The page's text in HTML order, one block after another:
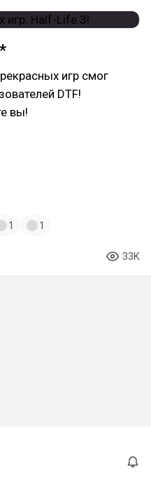
игр смог
DTF!
вы!
1 1
33K